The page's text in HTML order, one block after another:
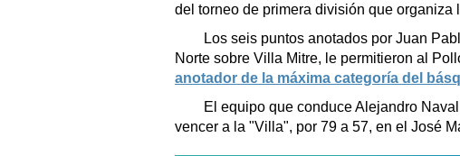
Loterías
Datos
Edictos
del torneo de primera división que organiza
Los seis puntos anotados por Juan
Norte sobre Villa Mitre, le permitieron al
anotador de la máxima categoría del
El equipo que conduce Alejandro
vencer a la "Villa", por 79 a 57, en el José